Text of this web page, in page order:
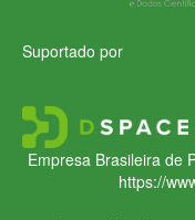
Suportado por
Empresa Brasileira de
https://